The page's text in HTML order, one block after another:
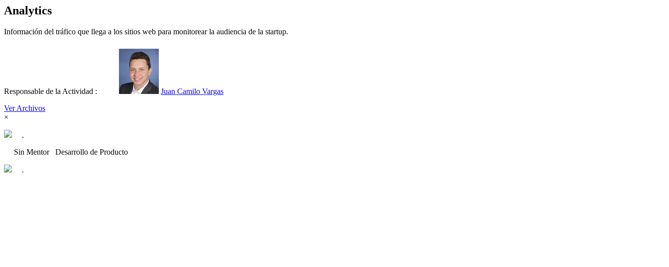
Analytics
Información del tráfico que llega a los sitios web para monitorear la audiencia de la startup.
Responsable de la Actividad :
Juan Camilo Vargas
Ver Archivos
×
.
Sin Mentor Desarrollo de Producto
.